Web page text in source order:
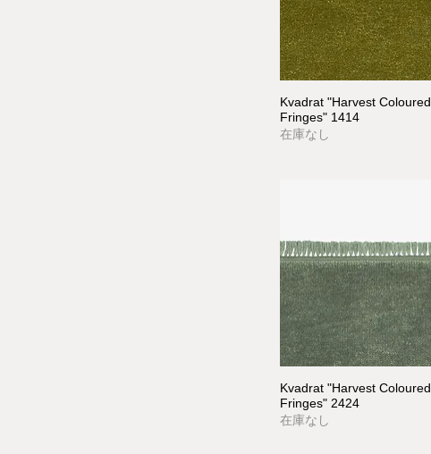
Kvadrat "Harvest Coloured
Fringes" 1414
在庫なし
Kvadrat "Harvest Coloured
Fringes" 2424
在庫なし